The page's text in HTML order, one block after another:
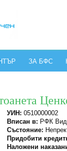
ЗА БФС
УИН: 0510000002
Вписан в: РФК
Състояние:
Придобити
Наложени